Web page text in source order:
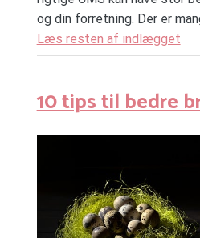
og din forretning. Der er
Læs resten af indlægget
10 tips til bedre